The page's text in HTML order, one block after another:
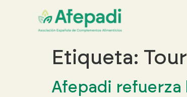
Buscar:
Etiqueta:
Afepadi